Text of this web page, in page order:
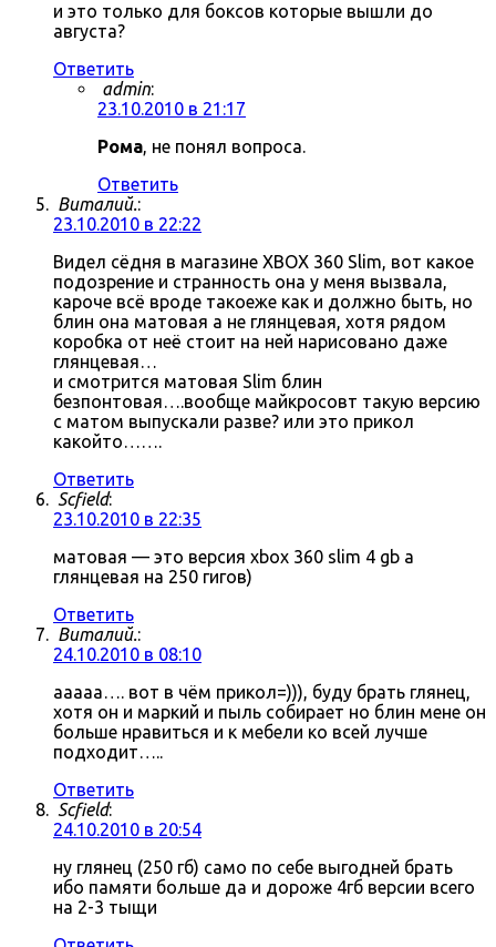
и это только для боксов которые вышли до
августа?
Ответить
admin:
23.10.2010 в 21:17
Рома, не понял вопроса.
Ответить
Виталий.:
23.10.2010 в 22:22
Видел сёдня в магазине XBOX 360 Slim, вот какое
подозрение и странность она у меня вызвала,
кароче всё вроде такоеже как и должно быть, но
блин она матовая а не глянцевая, хотя рядом
коробка от неё стоит на ней нарисовано даже
глянцевая…
и смотрится матовая Slim блин
безпонтовая….вообще майкросовт такую версию
с матом выпускали разве? или это прикол
какойто…….
Ответить
Scfield:
23.10.2010 в 22:35
матовая — это версия xbox 360 slim 4 gb а
глянцевая на 250 гигов)
Ответить
Виталий.:
24.10.2010 в 08:10
ааааа…. вот в чём прикол=))), буду брать глянец,
хотя он и маркий и пыль собирает но блин мене он
больше нравиться и к мебели ко всей лучше
подходит…..
Ответить
Scfield:
24.10.2010 в 20:54
ну глянец (250 гб) само по себе выгодней брать
ибо памяти больше да и дороже 4гб версии всего
на 2-3 тыщи